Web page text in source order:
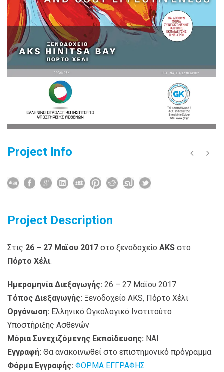
Project Info
Project Description
Στις 26 – 27 Μαϊου 2017 στο ξενοδοχείο AKS στο
Πόρτο Χέλι.
Hμερομηνία Διεξαγωγής: 26 – 27 Μαϊου 2017
Τόπος Διεξαγωγής: Ξενοδοχείο AKS, Πόρτο Χέλι
Οργάνωση: Ελληνικό Ογκολογικό Ινστιτούτο
Υποστήριξης Ασθενών
Μόρια Συνεχιζόμενης Εκπαίδευσης: ΝΑΙ
Εγγραφή: Θα ανακοινωθεί στο επιστημονικό πρόγραμμα
Φόρμα Εγγραφής: ΦΟΡΜΑ ΕΓΓΡΑΦΗΣ